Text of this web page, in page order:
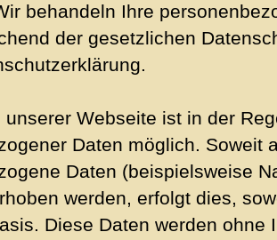
behandeln Ihre
der gesetzlichen
unserer Webseite ist in der
Daten möglich. Soweit
Daten (beispielsweise
werden, erfolgt dies,
Diese Daten werden ohne